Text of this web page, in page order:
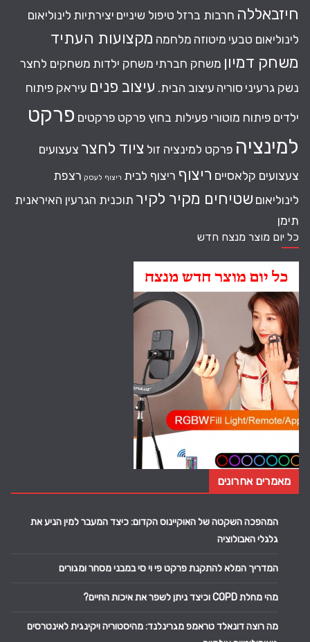
חיזבאללה חרבות ברזל טיפול שיניים יצירתיות לינוליאום
לינוליאום טבעי מיטוזה מלחמה מקצועות העתיד
משחק דמיון משחק חברתי משחק ילדות משחקים לחצר
נשק גרעיני סוריה עיצוב הבית. עיצוב פנים עיראק פיתוח
ילדים פיתוח מוטורי פעילות בחוץ פרקט פרקטים פרקט
למינציה פרקט למינציה זול ציוד לחצר צעצועים
צעצועים קלאסיים ריצוף ריצוף לבית ריצוף לעסק רצפת
לינוליאום שטיחים מקיר לקיר תוכנית הגרעין האיראנית
תימן
כל יום מוצר מנצח חדש
מאמרים אחרונים
המהפכה השקטה של האוקיינוס הקדום: כיצד המעבר למין הניע את
גלגלי האבולוציה
המדריך המלא להתקנת פרקט פי וי סי במבני מסחר ומגורים
מהי מחלת COPD וכיצד ניתן לשפר את איכות החיים?
מה רוצה דונאלד טראמפ מגרינלנד: מהיסטוריה ויקינגית לאינטרסים